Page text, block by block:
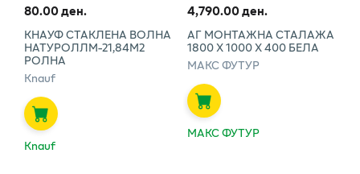
80.00 ден.
КНАУФ СТАКЛЕНА ВОЛНА
НАТУРОЛЛМ-21,84М2
РОЛНА
Knauf
Knauf
4,790.00 ден.
АГ МОНТАЖНА СТАЛАЖА
1800 Х 1000 Х 400 БЕЛА
МАКС ФУТУР
МАКС ФУТУР